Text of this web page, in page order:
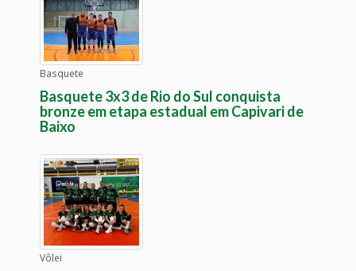
Basquete
Basquete 3x3 de Rio do Sul conquista
bronze em etapa estadual em Capivari de
Baixo
Vôlei